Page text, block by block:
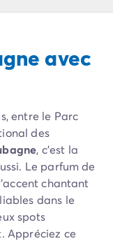
avec
entre le Parc
des
, c’est la
Le parfum de
chantant
dans le
spots
Appréciez ce